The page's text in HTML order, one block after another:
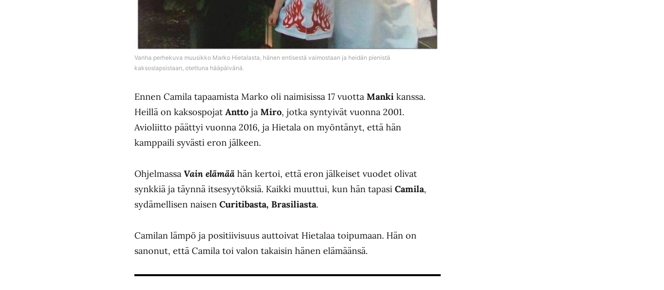
Vanha perhekuva muusikko Marko Hietalasta, hänen entisestä vaimostaan ja heidän pienistä
kaksoslapsistaan, otettuna hääpäivänä.
Ennen Camila tapaamista Marko oli naimisissa 17 vuotta Manki kanssa.
Heillä on kaksospojat Antto ja Miro, jotka syntyivät vuonna 2001.
Avioliitto päättyi vuonna 2016, ja Hietala on myöntänyt, että hän
kamppaili syvästi eron jälkeen.
Ohjelmassa Vain elämää hän kertoi, että eron jälkeiset vuodet olivat
synkkiä ja täynnä itsesyytöksiä. Kaikki muuttui, kun hän tapasi Camila,
sydämellisen naisen Curitibasta, Brasiliasta.
Camilan lämpö ja positiivisuus auttoivat Hietalaa toipumaan. Hän on
sanonut, että Camila toi valon takaisin hänen elämäänsä.